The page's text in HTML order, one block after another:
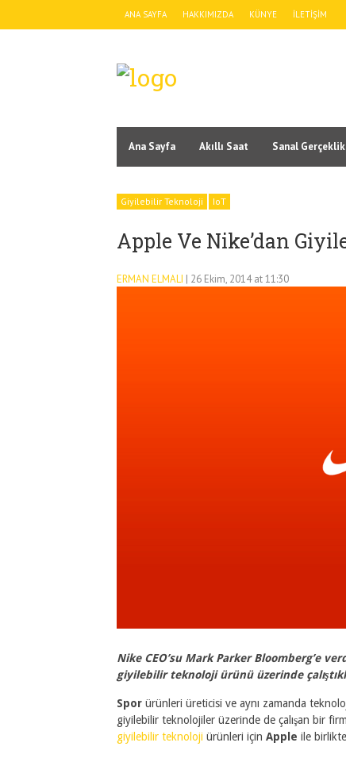
ANA SAYFA HAKKIMIZDA KÜNYE İLETIŞIM
Ana Sayfa Akıllı Saat Sanal Gerçeklik
Giyilebilir Teknoloji IoT
Apple Ve Nike’dan
ERMAN ELMALI | 26 Ekim, 2014 at 11:30
Nike CEO’su Mark Parker Bloomberg’e
giyilebilir teknoloji ürünü üzerinde
Spor ürünleri üreticisi ve aynı zamanda
giyilebilir teknolojiler üzerinde de çalışan bir
giyilebilir teknoloji ürünleri için Apple ile birlikte